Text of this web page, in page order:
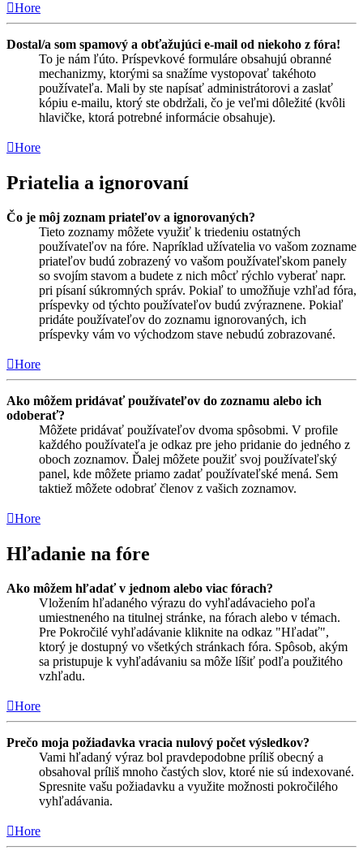
Hore
Dostal/a som spamový a obťažujúci e-mail od niekoho z fóra!
To je nám ľúto. Príspevkové formuláre obsahujú obranné
mechanizmy, ktorými sa snažíme vystopovať takéhoto
používateľa. Mali by ste napísať administrátorovi a zaslať
kópiu e-mailu, ktorý ste obdržali, čo je veľmi dôležité (kvôli
hlavičke, ktorá potrebné informácie obsahuje).
Hore
Priatelia a ignorovaní
Čo je môj zoznam priateľov a ignorovaných?
Tieto zoznamy môžete využiť k triedeniu ostatných
používateľov na fóre. Napríklad užívatelia vo vašom zozname
priateľov budú zobrazený vo vašom používateľskom panely
so svojím stavom a budete z nich môcť rýchlo vyberať napr.
pri písaní súkromných správ. Pokiaľ to umožňuje vzhľad fóra,
príspevky od týchto používateľov budú zvýraznene. Pokiaľ
pridáte používateľov do zoznamu ignorovaných, ich
príspevky vám vo východzom stave nebudú zobrazované.
Hore
Ako môžem pridávať používateľov do zoznamu alebo ich
odoberať?
Môžete pridávať používateľov dvoma spôsobmi. V profile
každého používateľa je odkaz pre jeho pridanie do jedného z
oboch zoznamov. Ďalej môžete použiť svoj používateľský
panel, kde môžete priamo zadať používateľské mená. Sem
taktiež môžete odobrať členov z vašich zoznamov.
Hore
Hľadanie na fóre
Ako môžem hľadať v jednom alebo viac fórach?
Vložením hľadaného výrazu do vyhľadávacieho poľa
umiestneného na titulnej stránke, na fórach alebo v témach.
Pre Pokročilé vyhľadávanie kliknite na odkaz "Hľadať",
ktorý je dostupný vo všetkých stránkach fóra. Spôsob, akým
sa pristupuje k vyhľadávaniu sa môže líšiť podľa použitého
vzhľadu.
Hore
Prečo moja požiadavka vracia nulový počet výsledkov?
Vami hľadaný výraz bol pravdepodobne príliš obecný a
obsahoval príliš mnoho častých slov, ktoré nie sú indexované.
Spresnite vašu požiadavku a využite možnosti pokročilého
vyhľadávania.
Hore